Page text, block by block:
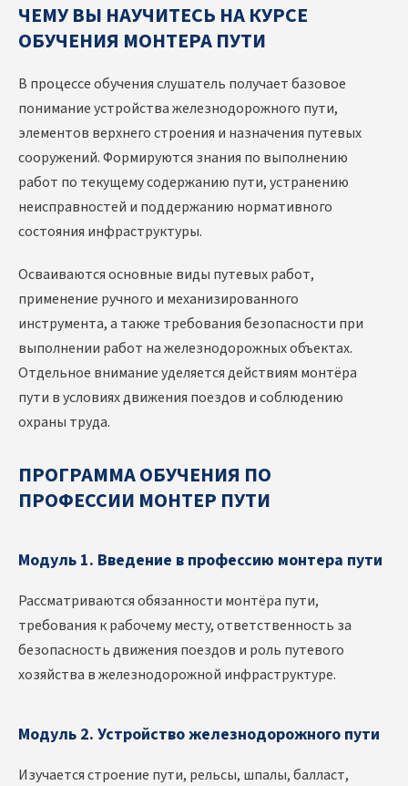
ЧЕМУ ВЫ НАУЧИТЕСЬ НА КУРСЕ
ОБУЧЕНИЯ МОНТЕРА ПУТИ
В процессе обучения слушатель получает базовое
понимание устройства железнодорожного пути,
элементов верхнего строения и назначения путевых
сооружений. Формируются знания по выполнению
работ по текущему содержанию пути, устранению
неисправностей и поддержанию нормативного
состояния инфраструктуры.
Осваиваются основные виды путевых работ,
применение ручного и механизированного
инструмента, а также требования безопасности при
выполнении работ на железнодорожных объектах.
Отдельное внимание уделяется действиям монтёра
пути в условиях движения поездов и соблюдению
охраны труда.
ПРОГРАММА ОБУЧЕНИЯ ПО
ПРОФЕССИИ МОНТЕР ПУТИ
Модуль 1. Введение в профессию монтера пути
Рассматриваются обязанности монтёра пути,
требования к рабочему месту, ответственность за
безопасность движения поездов и роль путевого
хозяйства в железнодорожной инфраструктуре.
Модуль 2. Устройство железнодорожного пути
Изучается строение пути, рельсы, шпалы, балласт,